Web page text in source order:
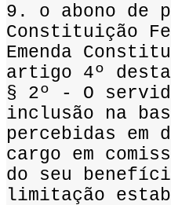
9. o abono de
Constituição
Emenda
artigo 4º
§ 2º - O
inclusão na
percebidas
cargo em
do seu
limitação